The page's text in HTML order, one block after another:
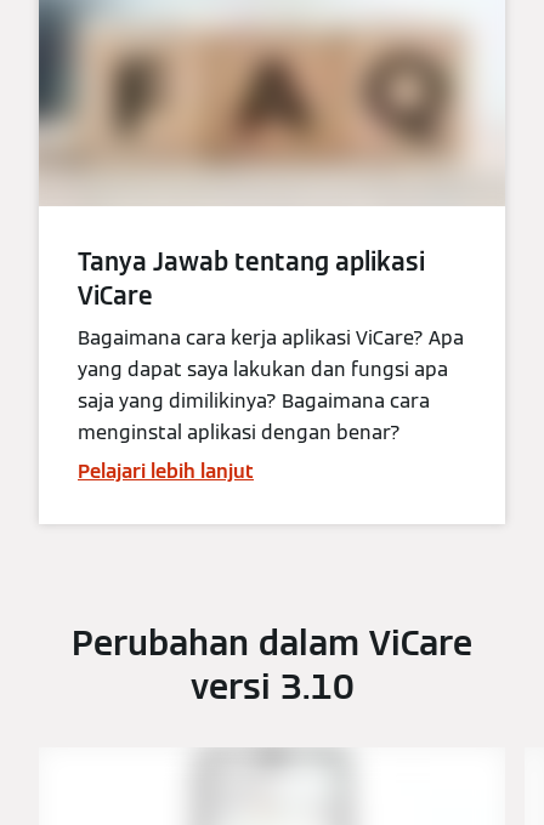
Tanya Jawab tentang aplikasi
ViCare
Bagaimana cara kerja aplikasi ViCare? Apa
yang dapat saya lakukan dan fungsi apa
saja yang dimilikinya? Bagaimana cara
menginstal aplikasi dengan benar?
Pelajari lebih lanjut
Perubahan dalam ViCare
versi 3.10